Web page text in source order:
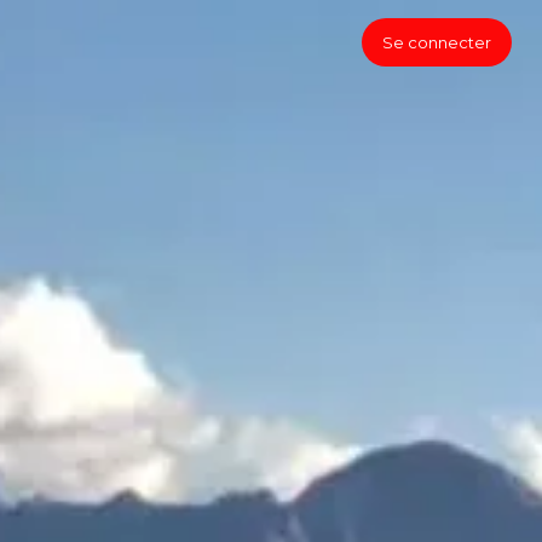
Se connecter